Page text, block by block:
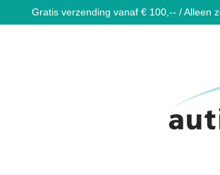
Gratis verzending vanaf € 100,-- / Alleen